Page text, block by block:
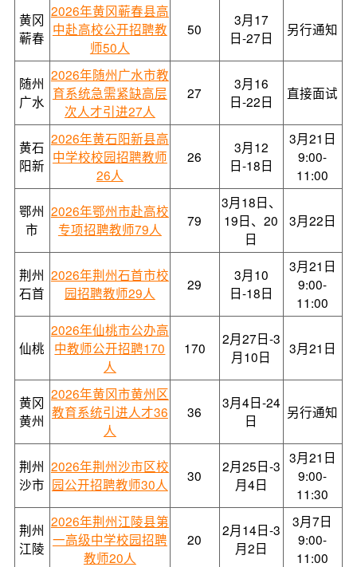
黄冈
蕲春
2026年黄冈蕲春县高
中赴高校公开招聘教
师50人
50
3月17
日-27日
另行通知
随州
广水
2026年随州广水市教
育系统急需紧缺高层
次人才引进27人
27
3月16
日-22日
直接面试
黄石
阳新
2026年黄石阳新县高
中学校校园招聘教师
26人
26
3月12
日-18日
3月21日
9:00-
11:00
鄂州
市
2026年鄂州市赴高校
专项招聘教师79人
79
3月18日、
19日、20
日
3月22日
荆州
石首
2026年荆州石首市校
园招聘教师29人
29
3月10
日-18日
3月21日
9:00-
11:00
仙桃
2026年仙桃市公办高
中教师公开招聘170
人
170
2月27日-3
月10日
3月21日
黄冈
黄州
2026年黄冈市黄州区
教育系统引进人才36
人
36
3月4日-24
日
另行通知
荆州
沙市
2026年荆州沙市区校
园公开招聘教师30人
30
2月25日-3
月4日
3月21日
9:00-
11:30
荆州
江陵
2026年荆州江陵县第
一高级中学校园招聘
教师20人
20
2月14日-3
月2日
3月7日
9:00-
11:00